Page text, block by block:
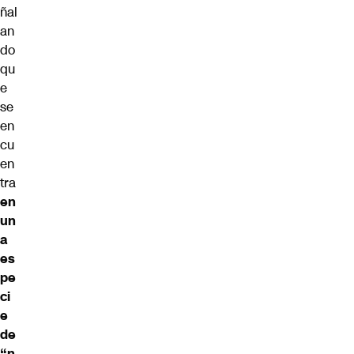
ñal
an
do
qu
e
se
en
cu
en
tra
en
un
a
es
pe
ci
e
de